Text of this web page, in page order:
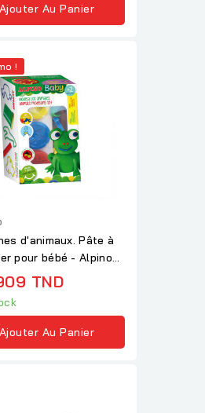
Ajouter Au Panier
!
d'animaux. Pâte à
pour bébé - Alpino
TND
Ajouter Au Panier